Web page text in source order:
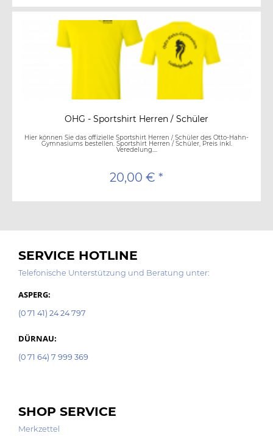
OHG - Sportshirt Herren / Schüler
Hier können Sie das offizielle Sportshirt Herren / Schüler des Otto-Hahn-
Gymnasiums bestellen. Sportshirt Herren / Schüler, Preis inkl.
Veredelung....
20,00 € *
SERVICE HOTLINE
Telefonische Unterstützung und Beratung unter:
ASPERG:
(0 71 41) 24 24 797
DÜRNAU:
(0 71 64) 7 999 369
SHOP SERVICE
Merkzettel